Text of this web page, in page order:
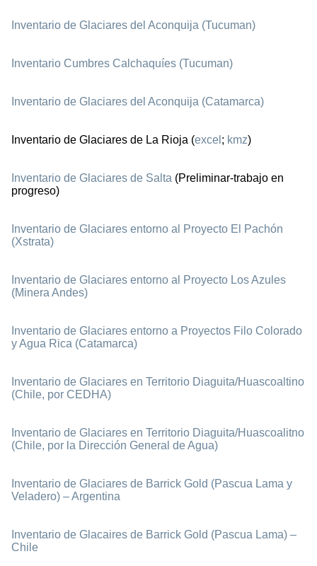
Inventario de Glaciares del Aconquija (Tucuman)
Inventario Cumbres Calchaquíes (Tucuman)
Inventario de Glaciares del Aconquija (Catamarca)
Inventario de Glaciares de La Rioja (excel ; kmz)
Inventario de Glaciares de Salta (Preliminar-trabajo en
progreso)
Inventario de Glaciares entorno al Proyecto El Pachón
(Xstrata)
Inventario de Glaciares entorno al Proyecto Los Azules
(Minera Andes)
Inventario de Glaciares entorno a Proyectos Filo Colorado
y Agua Rica (Catamarca)
Inventario de Glaciares en Territorio Diaguita/Huascoaltino
(Chile, por CEDHA)
Inventario de Glaciares en Territorio Diaguita/Huascoalitno
(Chile, por la Dirección General de Agua)
Inventario de Glaciares de Barrick Gold (Pascua Lama y
Veladero) – Argentina
Inventario de Glacaires de Barrick Gold (Pascua Lama) –
Chile